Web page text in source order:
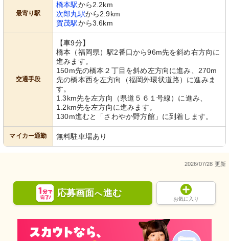
最寄り駅
橋本駅から2.2km
次郎丸駅から2.9km
賀茂駅から3.6km
交通手段
【車9分】
橋本（福岡県）駅2番口から96m先を斜め右方向に
進みます。
150m先の橋本２丁目を斜め左方向に進み、270m
先の橋本西を左方向（福岡外環状道路）に進みま
す。
1.3km先を左方向（県道５６１号線）に進み、
1.2km先を左方向に進みます。
130m進むと「さわやか野方館」に到着します。
マイカー通勤 無料駐車場あり
2026/07/28 更新
応募画面へ進む
お気に入り